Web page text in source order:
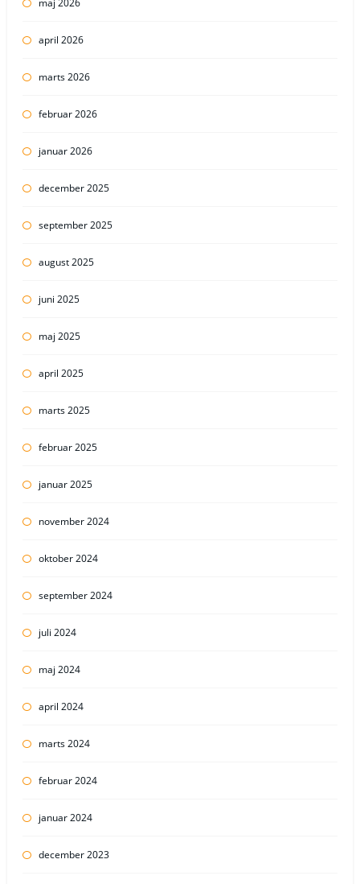
maj 2026
april 2026
marts 2026
februar 2026
januar 2026
december 2025
september 2025
august 2025
juni 2025
maj 2025
april 2025
marts 2025
februar 2025
januar 2025
november 2024
oktober 2024
september 2024
juli 2024
maj 2024
april 2024
marts 2024
februar 2024
januar 2024
december 2023